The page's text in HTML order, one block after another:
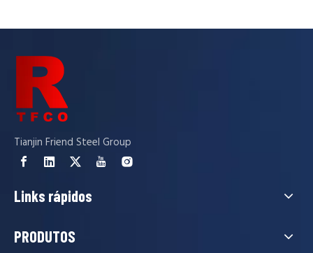
Tianjin Friend Steel Group
Links rápidos
PRODUTOS